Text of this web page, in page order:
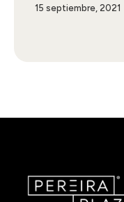
15 septiembre, 2021